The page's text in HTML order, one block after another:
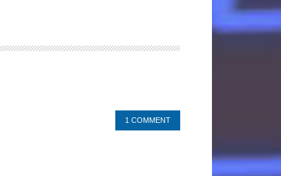
1 COMMENT